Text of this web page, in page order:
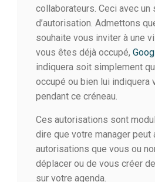
collaborateurs. Ceci avec un
d’autorisation. Admettons
souhaite vous inviter à une
vous êtes déjà occupé,
indiquera soit simplement
occupé ou bien lui indiquera
pendant ce créneau.
Ces autorisations sont
dire que votre manager
autorisations que vous ou
déplacer ou de vous créer
sur votre agenda.